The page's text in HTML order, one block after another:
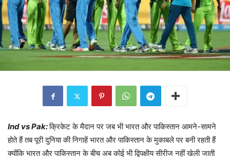
Ind vs Pak:क्रिकेट के मैदान पर जब भी भारत और पाकिस्तान आमने-सामने
होते हैं तब पूरी दुनिया की निगाहें भारत और पाकिस्तान के मुकाबले पर बनी रहती हैं
क्योंकि भारत और पाकिस्तान के बीच अब कोई भी द्विपक्षीय सीरीज नहीं खेली जाती